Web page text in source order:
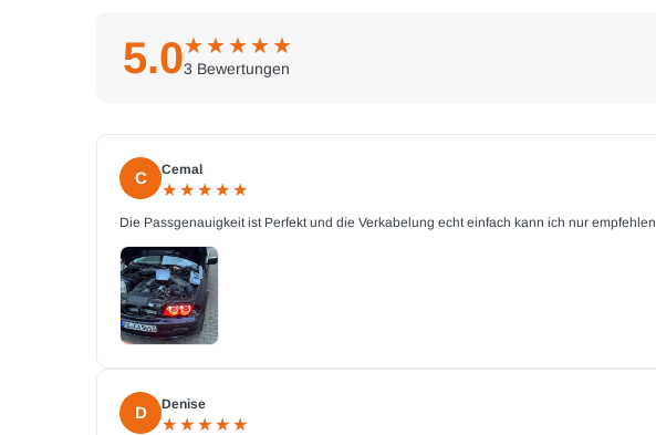
5.0★
★★
★★
★★
★★
★
3 Bewertungen
C Cemal
★
★ ★
★ ★
★ ★
★ ★
★
Die Passgenauigkeit ist Perfekt und die Verkabelung echt einfach kann ich nur empfehlen
D Denise
★
★ ★
★ ★
★ ★
★ ★
★